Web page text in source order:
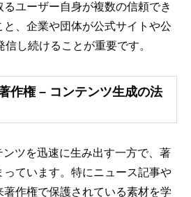
るユーザー自身が複数の信頼でき
と、企業や団体が公式サイトや公
し続けることが重要です。
作権 – コンテンツ生成の法
ツを迅速に生み出す一方で、著
ています。特にニュース記事や
作権で保護されている素材を学